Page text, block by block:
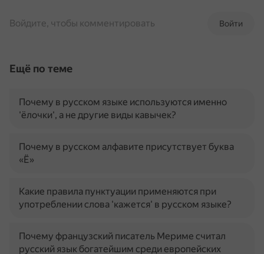
Войти
Войдите, чтобы комментировать
Ещё по теме
Почему в русском языке используются именно
'ёлочки', а не другие виды кавычек?
Почему в русском алфавите присутствует буква
«Ё»
Какие правила пунктуации применяются при
употреблении слова 'кажется' в русском языке?
Почему французский писатель Мериме считал
русский язык богатейшим среди европейских